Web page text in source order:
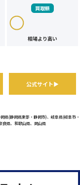
買取額
相場より高い
公式サイト▶
県(静岡県東部・静岡市)、岐阜県(岐阜市・
良県、和歌山県、岡山県